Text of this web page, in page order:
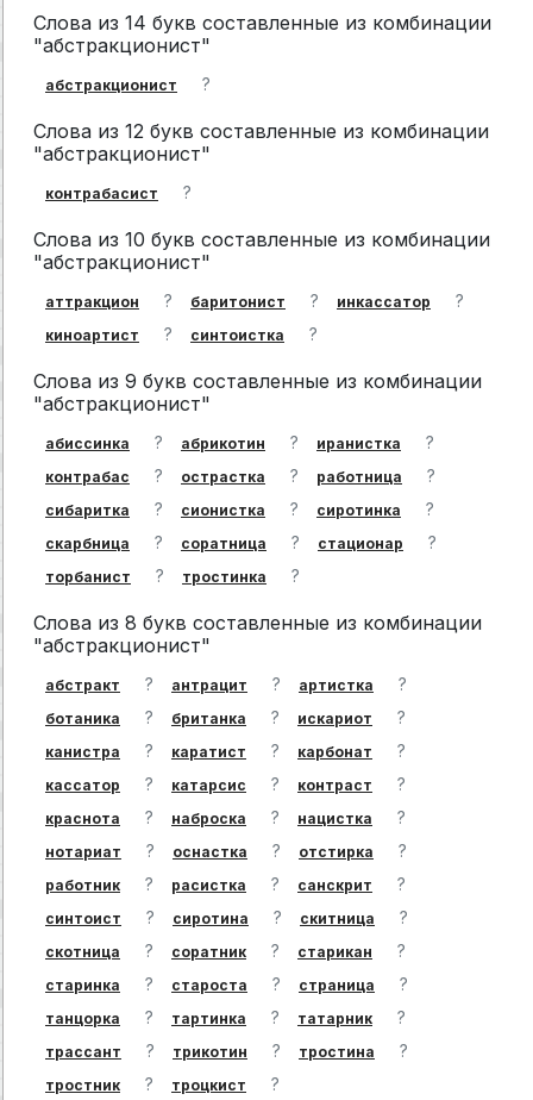
Слова из 14 букв составленные из комбинации
"абстракционист"
абстракционист ?
Слова из 12 букв составленные из комбинации
"абстракционист"
контрабасист ?
Слова из 10 букв составленные из комбинации
"абстракционист"
аттракцион ? баритонист ? инкассатор ?
киноартист ? синтоистка ?
Слова из 9 букв составленные из комбинации
"абстракционист"
абиссинка ? абрикотин ? иранистка ?
контрабас ? острастка ? работница ?
сибаритка ? сионистка ? сиротинка ?
скарбница ? соратница ? стационар ?
торбанист ? тростинка ?
Слова из 8 букв составленные из комбинации
"абстракционист"
абстракт ? антрацит ? артистка ?
ботаника ? британка ? искариот ?
канистра ? каратист ? карбонат ?
кассатор ? катарсис ? контраст ?
краснота ? наброска ? нацистка ?
нотариат ? оснастка ? отстирка ?
работник ? расистка ? санскрит ?
синтоист ? сиротина ? скитница ?
скотница ? соратник ? старикан ?
старинка ? староста ? страница ?
танцорка ? тартинка ? татарник ?
трассант ? трикотин ? тростина ?
тростник ? троцкист ?